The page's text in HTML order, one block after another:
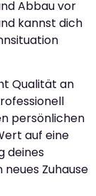
Abbau vor
kannst dich
Qualität an
persönlichen
auf eine
deines
Zuhause